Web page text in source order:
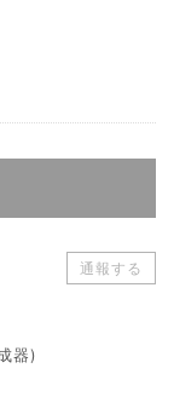
通報する
器)